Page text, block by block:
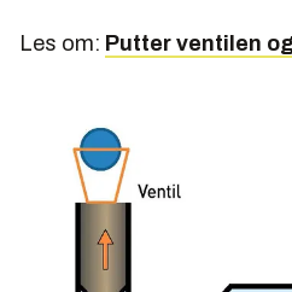
Les om: Putter ventilen